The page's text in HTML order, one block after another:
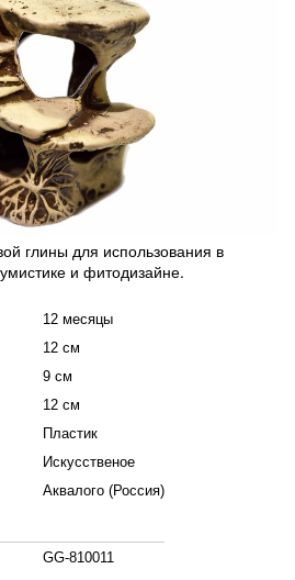
глины для использования в
и фитодизайне.
12 месяцы
12 см
9 см
12 см
Пластик
Искусственое
Аквалого (Россия)
GG-810011